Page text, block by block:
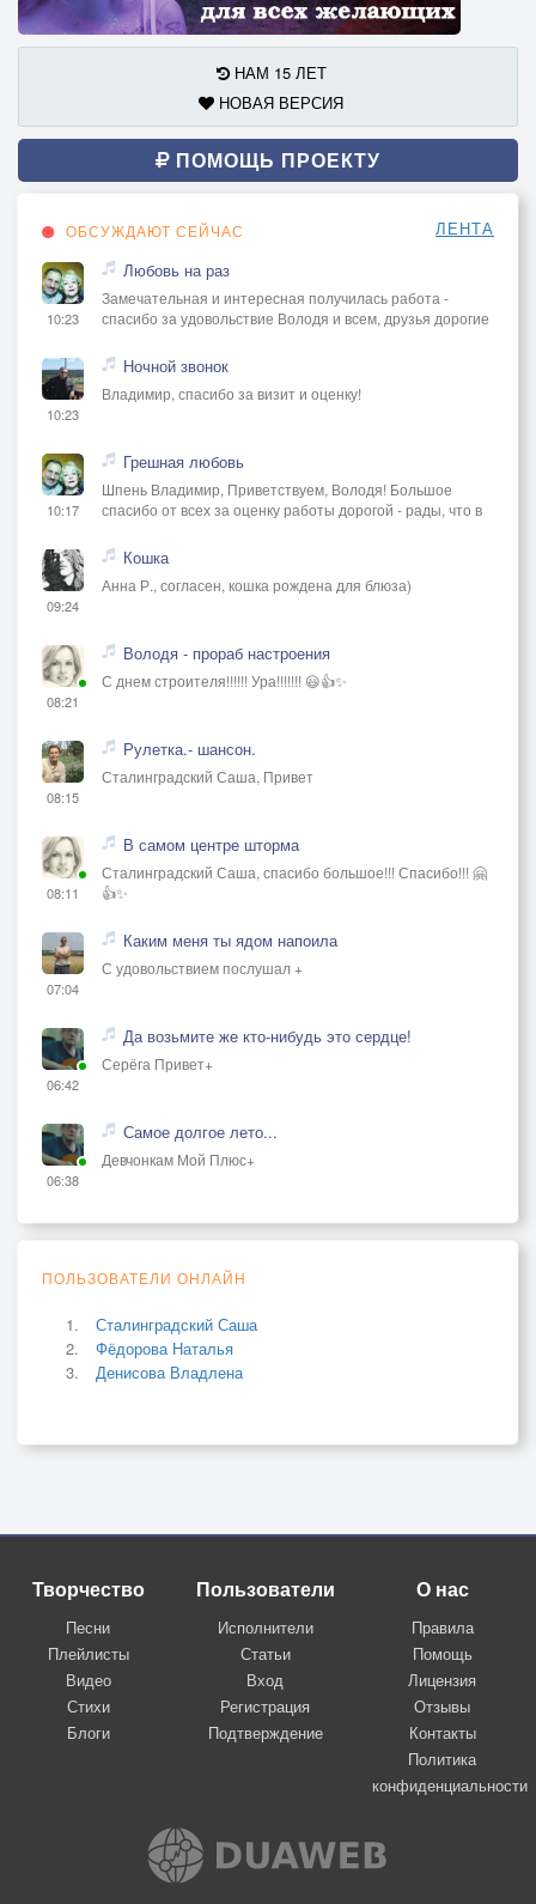
НАМ 15 ЛЕТ
НОВАЯ ВЕРСИЯ
ПОМОЩЬ ПРОЕКТУ
ОБСУЖДАЮТ СЕЙЧАС ЛЕНТА
10:23
Любовь на раз
Замечательная и интересная получилась работа -
спасибо за удовольствие Володя и всем, друзья дорогие
10:23
Ночной звонок
Владимир, спасибо за визит и оценку!
10:17
Грешная любовь
Шпень Владимир, Приветствуем, Володя! Большое
спасибо от всех за оценку работы дорогой - рады, что в
09:24
Кошка
Анна Р., согласен, кошка рождена для блюза)
08:21
Володя - прораб настроения
С днем строителя!!!!!! Ура!!!!!!! 😃👍✨
08:15
Рулетка.- шансон.
Сталинградский Саша, Привет
08:11
В самом центре шторма
Сталинградский Саша, спасибо большое!!! Спасибо!!! 🤗
👍✨
07:04
Каким меня ты ядом напоила
С удовольствием послушал +
06:42
Да возьмите же кто-нибудь это сердце!
Серёга Привет+
06:38
Самое долгое лето...
Девчонкам Мой Плюс+
ПОЛЬЗОВАТЕЛИ ОНЛАЙН
Сталинградский Саша
Фёдорова Наталья
Денисова Владлена
Творчество
Песни
Плейлисты
Видео
Стихи
Блоги
Пользователи
Исполнители
Статьи
Вход
Регистрация
Подтверждение
О нас
Правила
Помощь
Лицензия
Отзывы
Контакты
Политика
конфиденциальности